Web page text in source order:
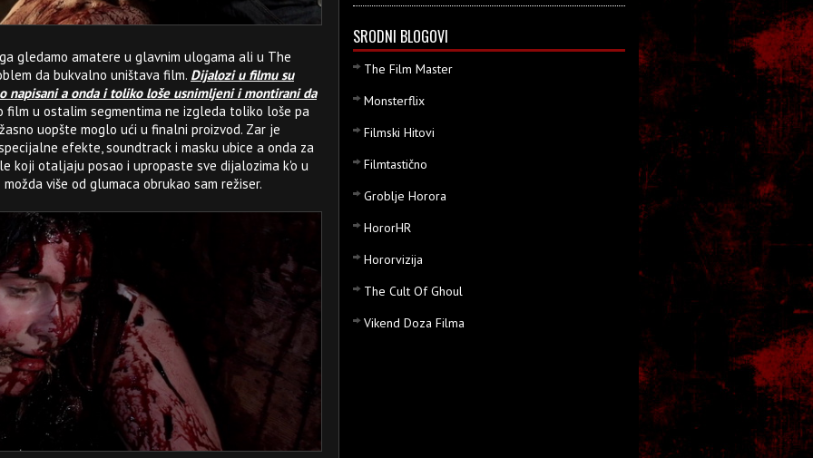
gledamo amatere u glavnim ulogama ali u The
da bukvalno uništava film. Dijalozi u filmu su
napisani a onda i toliko loše usnimljeni i montirani da
film u ostalim segmentima ne izgleda toliko loše pa
uopšte moglo ući u finalni proizvod. Zar je
efekte, soundtrack i masku ubice a onda za
koji otaljaju posao i upropaste sve dijalozima k'o u
više od glumaca obrukao sam režiser.
SRODNI BLOGOVI
The Film Master
Monsterflix
Filmski Hitovi
Filmtastično
Groblje Horora
HororHR
Hororvizija
The Cult Of Ghoul
Vikend Doza Filma